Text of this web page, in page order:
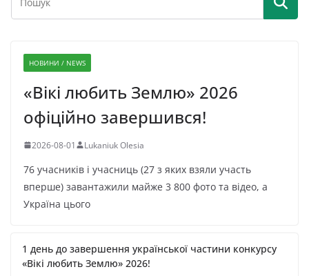
НОВИНИ / NEWS
«Вікі любить Землю» 2026
офіційно завершився!
2026-08-01 Lukaniuk Olesia
76 учасників і учасниць (27 з яких взяли участь
вперше) завантажили майже 3 800 фото та відео, а
Україна цього
1 день до завершення української частини конкурсу
«Вікі любить Землю» 2026!